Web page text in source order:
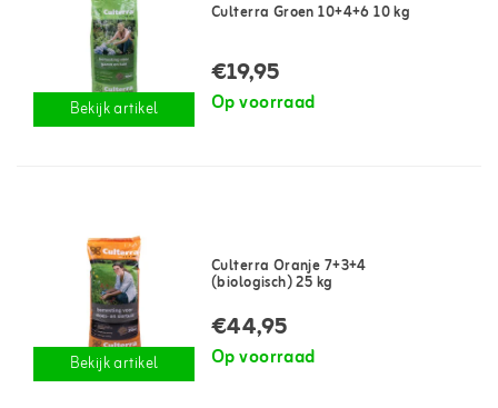
Bekijk artikel
Culterra Groen 10+4+6 10 kg
€19,95
Op voorraad
Bekijk artikel
Culterra Oranje 7+3+4
(biologisch) 25 kg
€44,95
Op voorraad